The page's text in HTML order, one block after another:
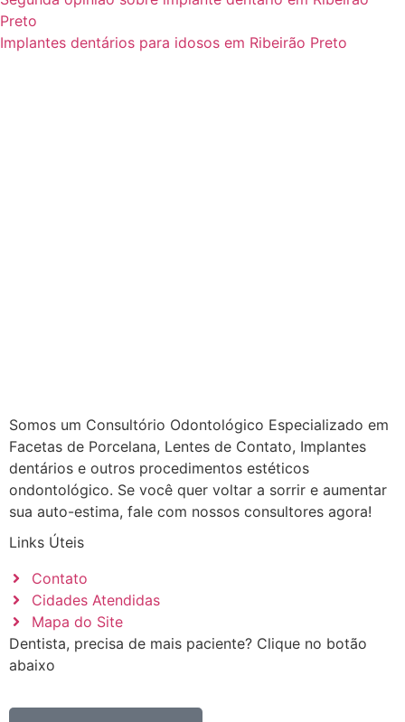
Preto
Implantes dentários para idosos em Ribeirão Preto
Somos um Consultório Odontológico Especializado em
Facetas de Porcelana, Lentes de Contato, Implantes
dentários e outros procedimentos estéticos
ondontológico. Se você quer voltar a sorrir e aumentar
sua auto-estima, fale com nossos consultores agora!
Links Úteis
Contato
Cidades Atendidas
Mapa do Site
Dentista, precisa de mais paciente? Clique no botão
abaixo